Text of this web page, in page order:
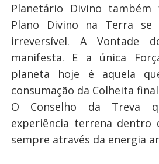
Planetário Divino
Plano Divino na Terra se
irreversível. A Vontade
manifesta. E a única
planeta hoje é aquela
consumação da Colheita
O Conselho da Treva
experiência terrena dentro
sempre através da energia